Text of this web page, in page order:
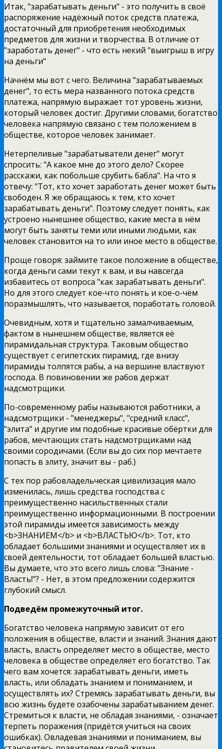
Итак, "зарабатывать деньги" - это получить в своё
распоряжение надёжный поток средств платежа,
достаточный для приобретения необходимых
предметов для жизни и творчества. В отличие от
"заработать денег" - что есть некий "выигрыш в игру
на деньги"
Начнём мы вот с чего. Величина "зарабатываемых
денег", то есть мера названного потока средств
платежа, напрямую выражает тот уровень жизни,
который человек достиг. Другими словами, богатство
человека напрямую связано с тем положением в
обществе, которое человек занимает.
Нетерпеливые "зарабатыватели денег" могут
спросить: "А какое мне до этого дело? Скорее
расскажи, как побольше срубить бабла". На что я
отвечу: "Тот, кто хочет заработать денег может быть
свободен. Я же обращаюсь к тем, кто хочет
зарабатывать деньги". Поэтому следует понять, как
устроено нынешнее общество, какие места в нём
могут быть заняты теми или иными людьми, как
человек становится на то или иное место в обществе.
Проще говоря: займите такое положение в обществе,
когда деньги сами текут к вам, и вы навсегда
избавитесь от вопроса "как зарабатывать деньги".
Но для этого следует кое-что понять и кое-о-чём
поразмышлять, что называется, поработать головой.
Очевидным, хотя и тщательно замалчиваемым,
фактом в нынешнем обществе, является её
пирамидальная структура. Таковым общество
существует с египетских пирамид, где внизу
пирамиды толпятся рабы, а на вершине властвуют
господа. В повиновении же рабов держат
надсмотрщики.
По-современному рабы называются работники, а
надсмотрщики - "менеджеры", "средний класс",
"элита" и другие им подобные красивые обёртки для
рабов, мечтающих стать надсмотрщиками над
своими сородичами. (Если вы до сих пор мечтаете
попасть в элиту, значит вы - раб.)
С тех пор рабовладельческая цивилизация мало
изменилась, лишь средства господства с
преимущественно насильственных стали
преимущественно информационными. В построении
этой пирамиды имеется зависимость между
<b>ЗНАНИЕМ</b> и <b>ВЛАСТЬЮ</b>. Тот, кто
обладает большими знаниями и осуществляет их в
своей деятельности, тот обладает большей властью.
Вы думаете, что это всего лишь слова: "Знание -
Власть!"? - Нет, в этом предложении содержится
глубокий смысл.
Подведём промежуточный итог.
Богатство человека напрямую зависит от его
положения в обществе, власти и знаний. Знания дают
власть, власть определяет место в обществе, место
человека в обществе определяет его богатство. Так
чего вам хочется: зарабатывать деньги, иметь
власть, или обладать знанием и пониманием, и
осуществлять их? Стремясь зарабатывать деньги, вы
всю жизнь будете озабочены зарабатыванием денег.
Стремиться к власти, не обладая знаниями, - означает
терпеть поражения (придётся учиться на своих
ошибках). Овладевая знаниями и пониманием, вы